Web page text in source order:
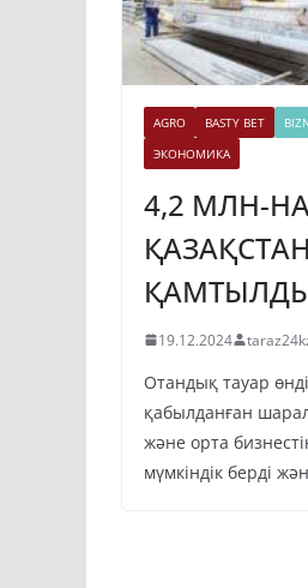
AGRO BASTY BET
ЭКОНОМИКА
4,2 МЛН-
19.12.2024
Отандық тауар
қабылданған
және орта
мүмкіндік берді